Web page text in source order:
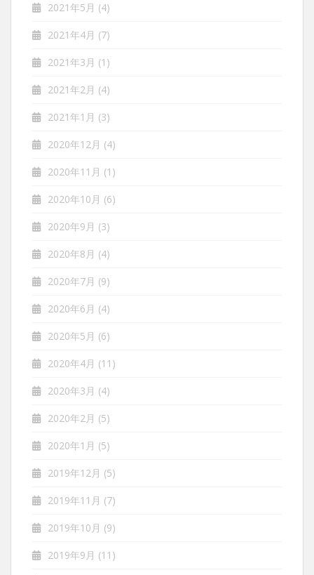
2021年5月 (4)
2021年4月 (7)
2021年3月 (1)
2021年2月 (4)
2021年1月 (3)
2020年12月 (4)
2020年11月 (1)
2020年10月 (6)
2020年9月 (3)
2020年8月 (4)
2020年7月 (9)
2020年6月 (4)
2020年5月 (6)
2020年4月 (11)
2020年3月 (4)
2020年2月 (5)
2020年1月 (5)
2019年12月 (5)
2019年11月 (7)
2019年10月 (9)
2019年9月 (11)